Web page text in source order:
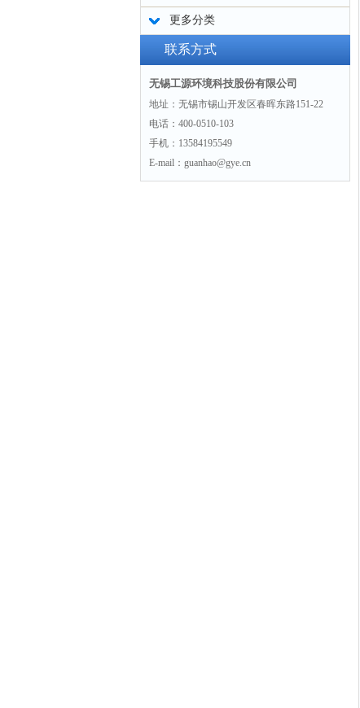
更多分类
联系方式
无锡工源环境科技股份有限公司
地址：无锡市锡山开发区春晖东路151-22
电话：400-0510-103
手机：13584195549
E-mail：guanhao@gye.cn